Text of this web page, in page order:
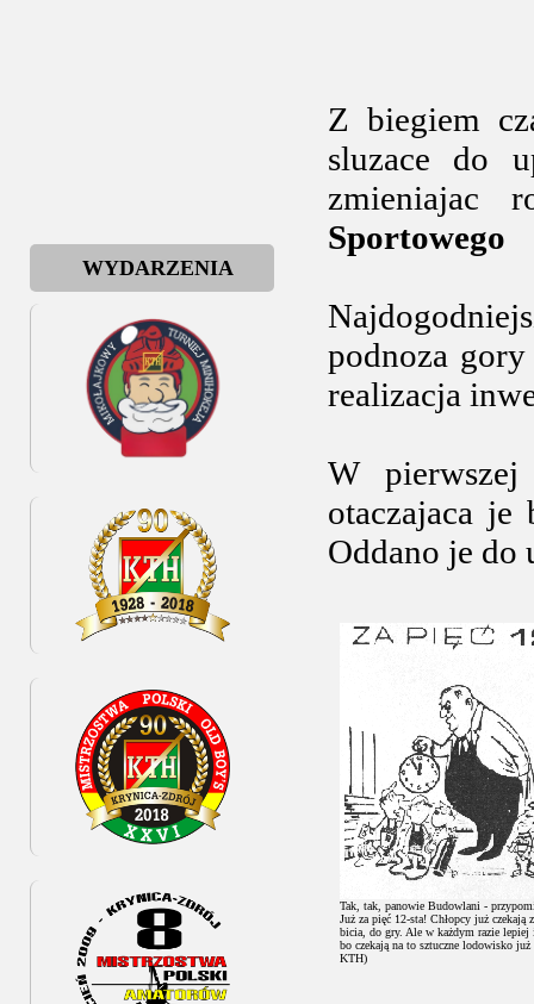
WYDARZENIA
Z biegiem
sluzace do
zmieniajac
Sportowego
podnoza
realizacja
W
otaczajaca
Oddano je do
Tak, tak, panowie Budowlani -
Już za pięć 12-sta! Chłopcy już
bicia, do gry. Ale w każdym razie lepiej
bo czekają na to sztuczne lodowisko
KTH)